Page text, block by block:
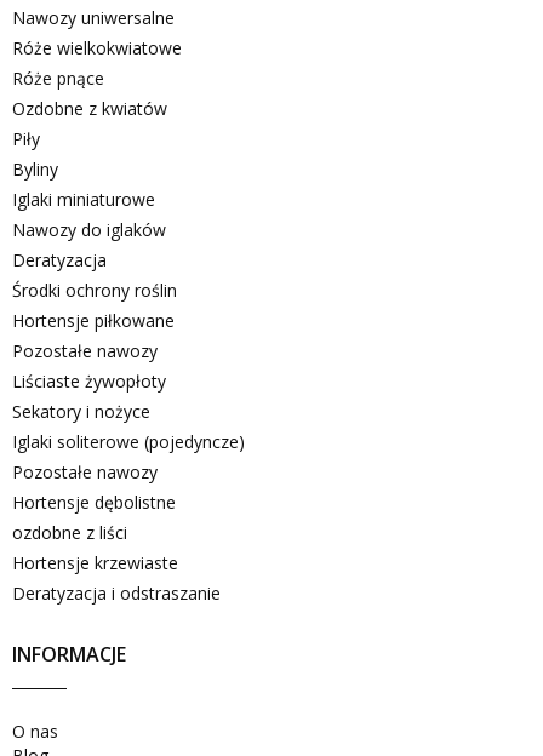
Nawozy uniwersalne
Róże wielkokwiatowe
Róże pnące
Ozdobne z kwiatów
Piły
Byliny
Iglaki miniaturowe
Nawozy do iglaków
Deratyzacja
Środki ochrony roślin
Hortensje piłkowane
Pozostałe nawozy
Liściaste żywopłoty
Sekatory i nożyce
Iglaki soliterowe (pojedyncze)
Pozostałe nawozy
Hortensje dębolistne
ozdobne z liści
Hortensje krzewiaste
Deratyzacja i odstraszanie
INFORMACJE
O nas